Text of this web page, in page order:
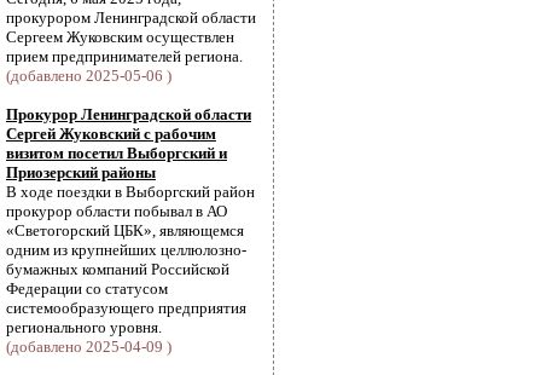
прокурором Ленинградской области
Сергеем Жуковским осуществлен
прием предпринимателей региона.
(добавлено 2025-05-06 )
Прокурор Ленинградской области
Сергей Жуковский с рабочим
визитом посетил Выборгский и
Приозерский районы
В ходе поездки в Выборгский район
прокурор области побывал в АО
«Светогорский ЦБК», являющемся
одним из крупнейших целлюлозно-
бумажных компаний Российской
Федерации со статусом
системообразующего предприятия
регионального уровня.
(добавлено 2025-04-09 )